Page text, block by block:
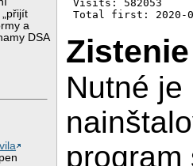
a
DSA
Visits: 582053
Total first: 2020-
Nutné je
program